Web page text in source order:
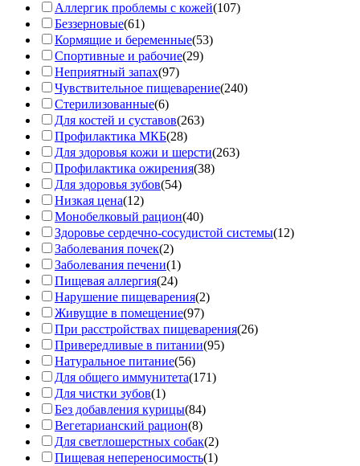
Аллергик проблемы с кожей(107)
Беззерновые(61)
Кормящие и беременные(53)
Спортивные и рабочие(29)
Неприятный запах(97)
Чувствительное пищеварение(240)
Стерилизованные(6)
Для костей и суставов(263)
Профилактика МКБ(28)
Для здоровья кожи и шерсти(263)
Профилактика ожирения(38)
Для здоровья зубов(54)
Низкая цена(12)
Монобелковый рацион(40)
Здоровье сердечно-сосудистой системы(12)
Заболевания почек(2)
Заболевания печени(1)
Пищевая аллергия(24)
Нарушение пищеварения(2)
Живущие в помещение(97)
При расстройствах пищеварения(26)
Привередливые в питании(95)
Натуральное питание(56)
Для общего иммунитета(171)
Для чистки зубов(1)
Без добавления курицы(84)
Вегетарианский рацион(8)
Для светлошерстных собак(2)
Пищевая непереносимость(1)